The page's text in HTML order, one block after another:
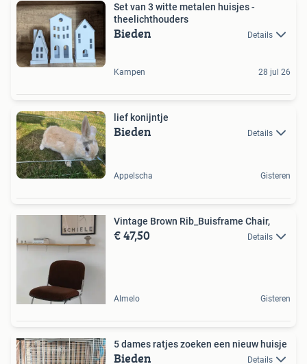
Set van 3 witte metalen huisjes -
theelichthouders
Bieden Details
Kampen 28 jul 26
lief konijntje
Bieden Details
Appelscha Gisteren
Vintage Brown Rib_Buisframe Chair,
€ 47,50 Details
Almelo Gisteren
5 dames ratjes zoeken een nieuw huisje
Bieden Details